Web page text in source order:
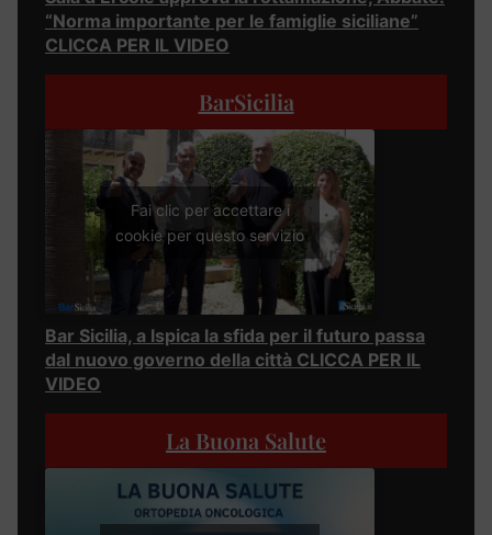
“Norma importante per le famiglie siciliane”
CLICCA PER IL VIDEO
BarSicilia
Fai clic per accettare i
cookie per questo servizio
Bar Sicilia, a Ispica la sfida per il futuro passa
dal nuovo governo della città CLICCA PER IL
VIDEO
La Buona Salute